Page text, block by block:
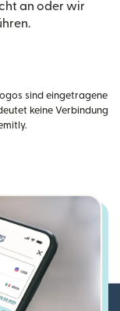
an oder wir
sind eingetragene
keine Verbindung